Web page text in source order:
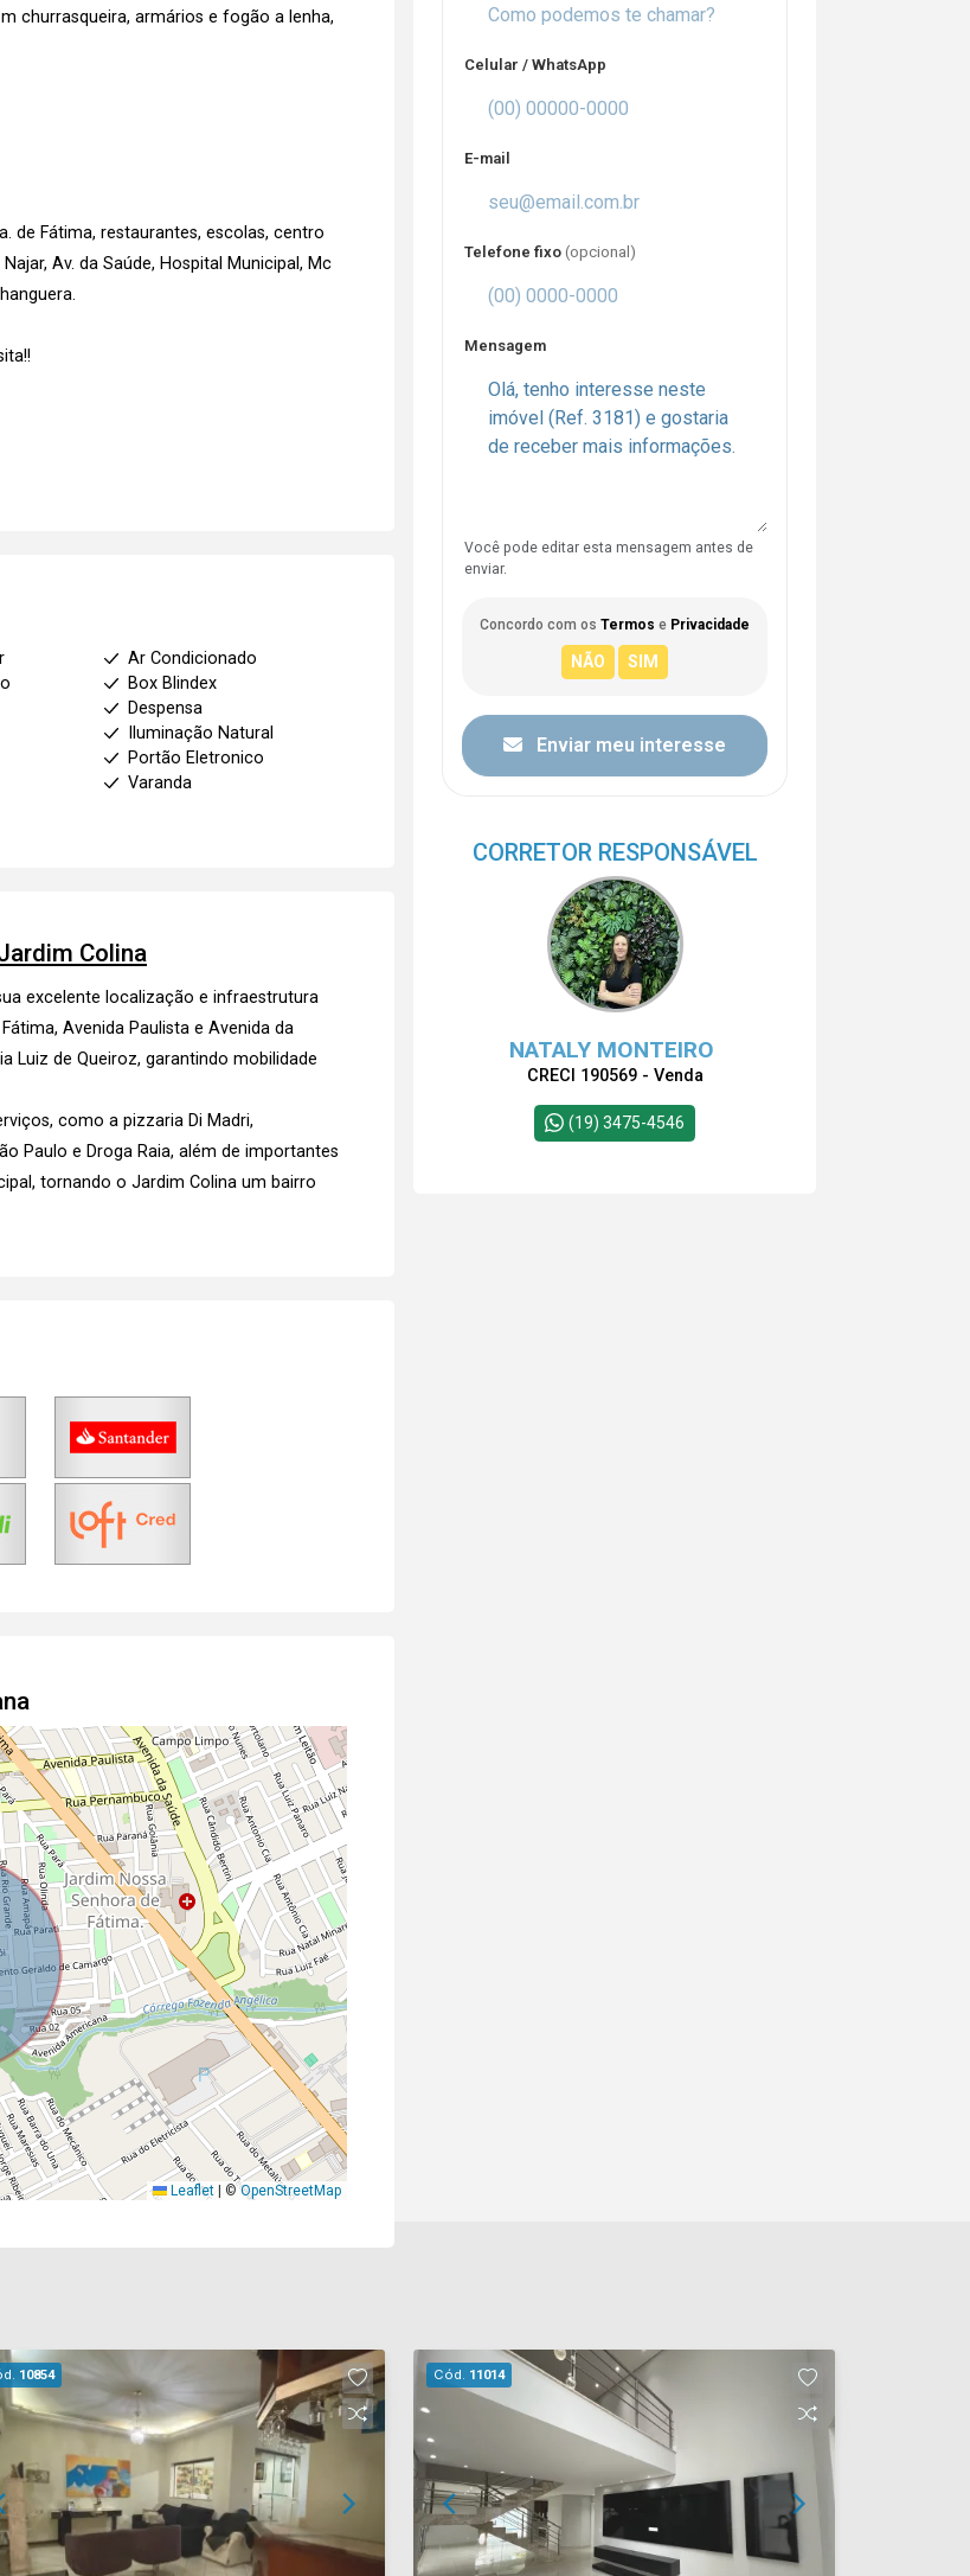
churrasqueira, armários e fogão a lenha,
de Fátima, restaurantes, escolas, centro
Av. da Saúde, Hospital Municipal, Mc
Ar Condicionado
Box Blindex
Despensa
Iluminação Natural
Portão Eletronico
Varanda
Colina
excelente localização e infraestrutura
Avenida Paulista e Avenida da
Luiz de Queiroz, garantindo mobilidade
como a pizzaria Di Madri,
Paulo e Droga Raia, além de importantes
tornando o Jardim Colina um bairro
Leaflet ©OpenStreetMap
Celular / WhatsApp
E-mail
Telefone fixo (opcional)
Mensagem
Você pode editar esta mensagem antes de
enviar.
Concordo com os Termos e Privacidade
Enviar meu interesse
CORRETOR RESPONSÁVEL
NATALY MONTEIRO
CRECI 190569 - Venda
(19) 3475-4546
10854 Cód. 11014